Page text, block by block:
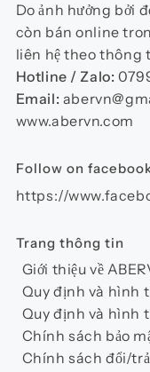
Do ảnh hưởng bởi
còn bán online
liên hệ theo thông
Hotline / Zalo:
Email:
www.abervn.com
Follow on
https://
Trang thông tin
Giới thiệu về
Quy định và hình
Quy định và hình
Chính sách bảo
Chính sách đổi/